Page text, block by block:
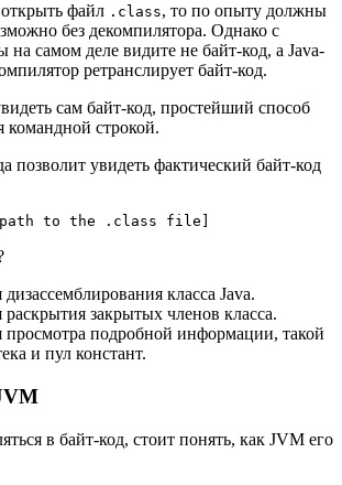
файл .class, то по опыту должны
без декомпилятора. Однако с
на самом деле видите не байт-код, а Java-
ретранслирует байт-код.
сам байт-код, простейший способ
командной строкой.
позволит увидеть фактический байт-код
to the .class file]
класса Java.
закрытых членов класса.
просмотра подробной информации, такой
и пул констант.
в байт-код, стоит понять, как JVM его